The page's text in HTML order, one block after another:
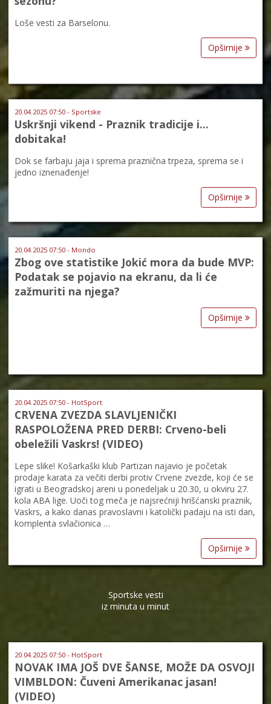
Loše vesti za Barselonu.
Opširnije
20.04.2025 07:50 - Sportske
Uskršnji vikend - Praznik tradicije i...
dobitaka!
Dok se farbaju jaja i sprema praznična trpeza, sprema se i
jedno iznenađenje!
Opširnije
20.04.2025 07:50 - Mondo
Zbog ove statistike Jokić mora da bude MVP:
Podatak se pojavio na ekranu, da li će
zažmuriti na njega?
Opširnije
20.04.2025 07:50 - HotSport
CRVENA ZVEZDA SLAVLJENIČKI
RASPOLOŽENA PRED DERBI: Crveno-beli
obeležili Vaskrs! (VIDEO)
Lepe slike! Košarkaški klub Partizan najavio je početak
prodaje karata za večiti derbi protiv Crvene zvezde, koji će se
igrati u Beogradskoj areni u ponedeljak u 20.30, u okviru 27.
kola ABA lige. Uoči tog meča je najsrećniji hrišćanski praznik,
Vaskrs, a kako danas pravoslavni i katolički padaju na isti dan,
komplenta svlačionica …
Opširnije
Sportske vesti
iz minuta u minut
20.04.2025 07:50 - HotSport
NOVAK IMA JOŠ DVE ŠANSE, MOŽE DA OSVOJI
VIMBLDON: Čuveni Amerikanac jasan!
(VIDEO)